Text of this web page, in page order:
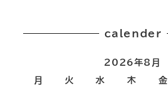
calender
2026年8月
月
火 水 木 金